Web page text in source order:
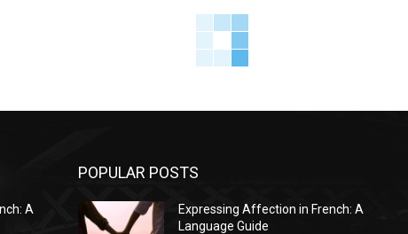
A
POPULAR POSTS
Expressing Affection in French: A
Language Guide